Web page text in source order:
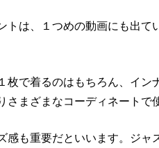
トは、１つめの動画にも出
枚で着るのはもちろん、イ
さまざまなコーディネートで
感も重要だといいます。ジ